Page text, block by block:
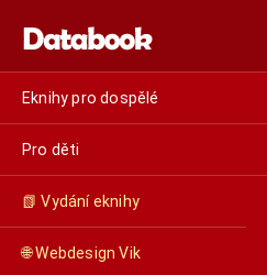
Eknihy pro dospělé
Pro děti
📗 Vydání eknihy
🌐 Webdesign Vik